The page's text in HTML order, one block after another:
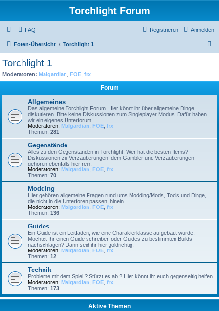
Torchlight Forum
FAQ Anmelden
Registrieren
Foren-Übersicht Torchlight 1
Torchlight 1
Moderatoren: Malgardian FOE frx
Forum
Allgemeines
Das allgemeine Torchlight Forum. Hier könnt ihr über allgemeine Dinge
diskutieren. Bitte keine Diskussionen zum Singleplayer Modus. Dafür haben
wir ein eigenes Unterforum.
Moderatoren: Malgardian FOE frx
Themen: 281
Gegenstände
Alles zu den Gegenständen in Torchlight. Wer hat die besten Items?
Diskussionen zu Verzauberungen, dem Gambler und Verzauberungen
gehören ebenfalls hier rein.
Moderatoren: Malgardian FOE frx
Themen: 70
Modding
Hier gehören allgemeine Fragen rund ums Modding/Mods, Tools und Dinge,
die nicht in die Unterforen passen, hinein.
Moderatoren: Malgardian FOE frx
Themen: 136
Guides
Ein Guide ist ein Leitfaden, wie eine Charakterklasse aufgebaut wurde.
Möchtet Ihr einen Guide schreiben oder Guides zu bestimmten Builds
nachschlagen? Dann seid ihr hier goldrichtig.
Moderatoren: Malgardian FOE frx
Themen: 12
Technik
Probleme mit dem Spiel ? Stürzt es ab ? Hier könnt ihr euch gegenseitig helfen.
Moderatoren: Malgardian FOE frx
Themen: 173
Aktive Themen